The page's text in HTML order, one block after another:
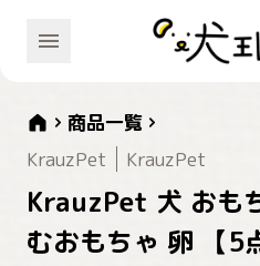
商品一覧
KrauzPet
KrauzPet
KrauzPet 犬 おも
むおもちゃ 卵 【5